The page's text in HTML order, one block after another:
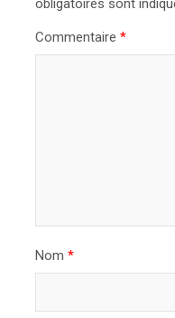
obligatoires sont
Commentaire *
Nom *